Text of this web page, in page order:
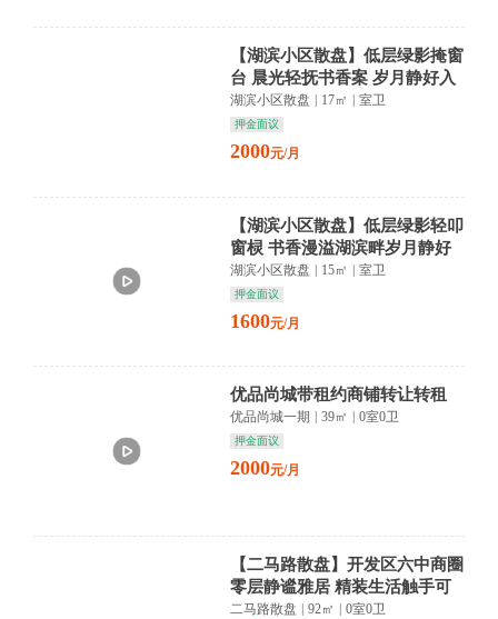
【湖滨小区散盘】低层绿影掩窗
台 晨光轻抚书香案 岁月静好入
梦来
湖滨小区散盘 17㎡ 室卫
押金面议
2000元/月
【湖滨小区散盘】低层绿影轻叩
窗棂 书香漫溢湖滨畔岁月静好
入梦来
湖滨小区散盘 | 15㎡ | 室卫
押金面议
1600元/月
优品尚城带租约商铺转让转租
优品尚城一期 39㎡ 0室0卫
押金面议
2000元/月
【二马路散盘】开发区六中商圈
零层静谧雅居 精装生活触手可
及
二马路散盘 | 92㎡ | 0室0卫